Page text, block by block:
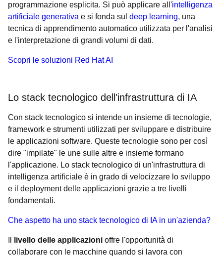
programmazione esplicita. Si può applicare all'intelligenza
artificiale generativa e si fonda sul deep learning, una
tecnica di apprendimento automatico utilizzata per l'analisi
e l'interpretazione di grandi volumi di dati.
Scopri le soluzioni Red Hat AI
Lo stack tecnologico dell'infrastruttura di IA
Con stack tecnologico si intende un insieme di tecnologie,
framework e strumenti utilizzati per sviluppare e distribuire
le applicazioni software. Queste tecnologie sono per così
dire "impilate" le une sulle altre e insieme formano
l'applicazione. Lo stack tecnologico di un'infrastruttura di
intelligenza artificiale è in grado di velocizzare lo sviluppo
e il deployment delle applicazioni grazie a tre livelli
fondamentali.
Che aspetto ha uno stack tecnologico di IA in un'azienda?
livello delle applicazioni offre l'opportunità di
collaborare con le macchine quando si lavora con